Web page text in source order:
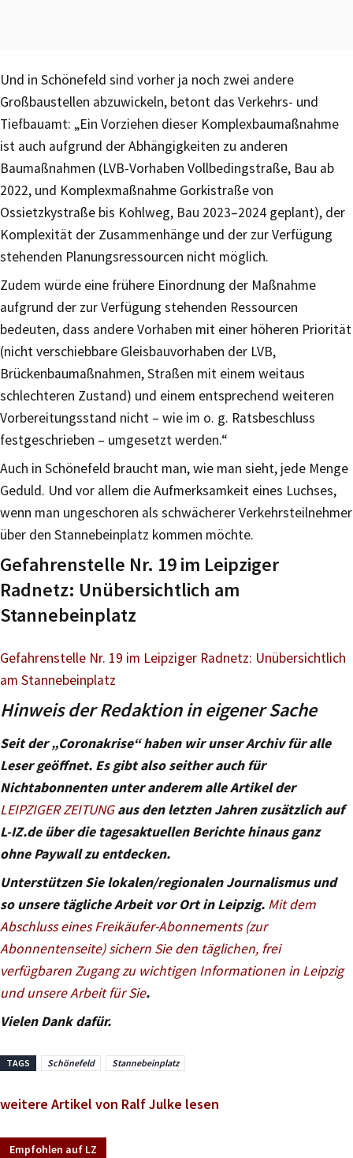
Und in Schönefeld sind vorher ja noch zwei andere
Großbaustellen abzuwickeln, betont das Verkehrs- und
Tiefbauamt: „Ein Vorziehen dieser Komplexbaumaßnahme
ist auch aufgrund der Abhängigkeiten zu anderen
Baumaßnahmen (LVB-Vorhaben Vollbedingstraße, Bau ab
2022, und Komplexmaßnahme Gorkistraße von
Ossietzkystraße bis Kohlweg, Bau 2023–2024 geplant), der
Komplexität der Zusammenhänge und der zur Verfügung
stehenden Planungsressourcen nicht möglich.
Zudem würde eine frühere Einordnung der Maßnahme
aufgrund der zur Verfügung stehenden Ressourcen
bedeuten, dass andere Vorhaben mit einer höheren Priorität
(nicht verschiebbare Gleisbauvorhaben der LVB,
Brückenbaumaßnahmen, Straßen mit einem weitaus
schlechteren Zustand) und einem entsprechend weiteren
Vorbereitungsstand nicht – wie im o. g. Ratsbeschluss
festgeschrieben – umgesetzt werden.“
Auch in Schönefeld braucht man, wie man sieht, jede Menge
Geduld. Und vor allem die Aufmerksamkeit eines Luchses,
wenn man ungeschoren als schwächerer Verkehrsteilnehmer
über den Stannebeinplatz kommen möchte.
Gefahrenstelle Nr. 19 im Leipziger
Radnetz: Unübersichtlich am
Stannebeinplatz
Gefahrenstelle Nr. 19 im Leipziger Radnetz: Unübersichtlich
am Stannebeinplatz
Hinweis der Redaktion in eigener Sache
Seit der „Coronakrise“ haben wir unser Archiv für alle
Leser geöffnet. Es gibt also seither auch für
Nichtabonnenten unter anderem alle Artikel der
LEIPZIGER ZEITUNGaus den letzten Jahren zusätzlich auf
L-IZ.de über die tagesaktuellen Berichte hinaus ganz
ohne Paywall zu entdecken.
Unterstützen Sie lokalen/regionalen Journalismus und
so unsere tägliche Arbeit vor Ort in Leipzig. Mit dem
Abschluss eines Freikäufer-Abonnements (zur
Abonnentenseite) sichern Sie den täglichen, frei
verfügbaren Zugang zu wichtigen Informationen in Leipzig
und unsere Arbeit für Sie.
Vielen Dank dafür.
TAGS Schönefeld Stannebeinplatz
weitere Artikel von Ralf Julke lesen
Empfohlen auf LZ